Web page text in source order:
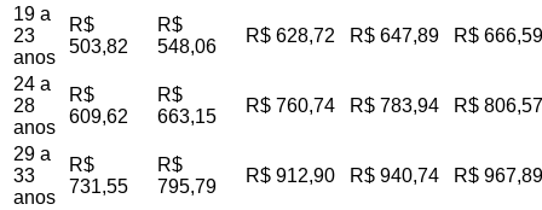
19 a
23
anos
R$
503,82
R$
548,06
R$ 628,72 R$ 647,89 R$ 666,59
24 a
28
anos
R$
609,62
R$
663,15
R$ 760,74 R$ 783,94 R$ 806,57
29 a
33
anos
R$
731,55
R$
795,79
R$ 912,90 R$ 940,74 R$ 967,89